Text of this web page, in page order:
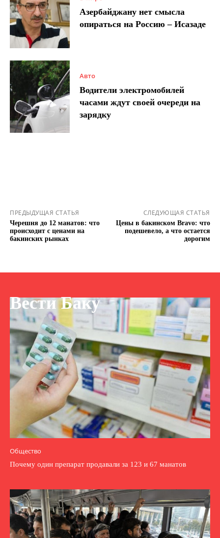
Азербайджану нет смысла
опираться на Россию – Исазаде
Авто
Водители электромобилей
часами ждут своей очереди на
зарядку
ПРЕДЫДУЩАЯ СТАТЬЯ
Черешня до 12 манатов: что
происходит с ценами на
бакинских рынках
СЛЕДУЮЩАЯ СТАТЬЯ
Цены в бакинском Bravo: что
подешевело, а что остается
дорогим
Вести Баку
Общество
Почему один препарат продавали за 123 и 67 манатов